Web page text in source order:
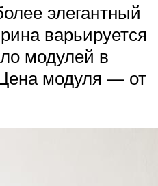
элегантный
варьируется
модулей в
модуля — от